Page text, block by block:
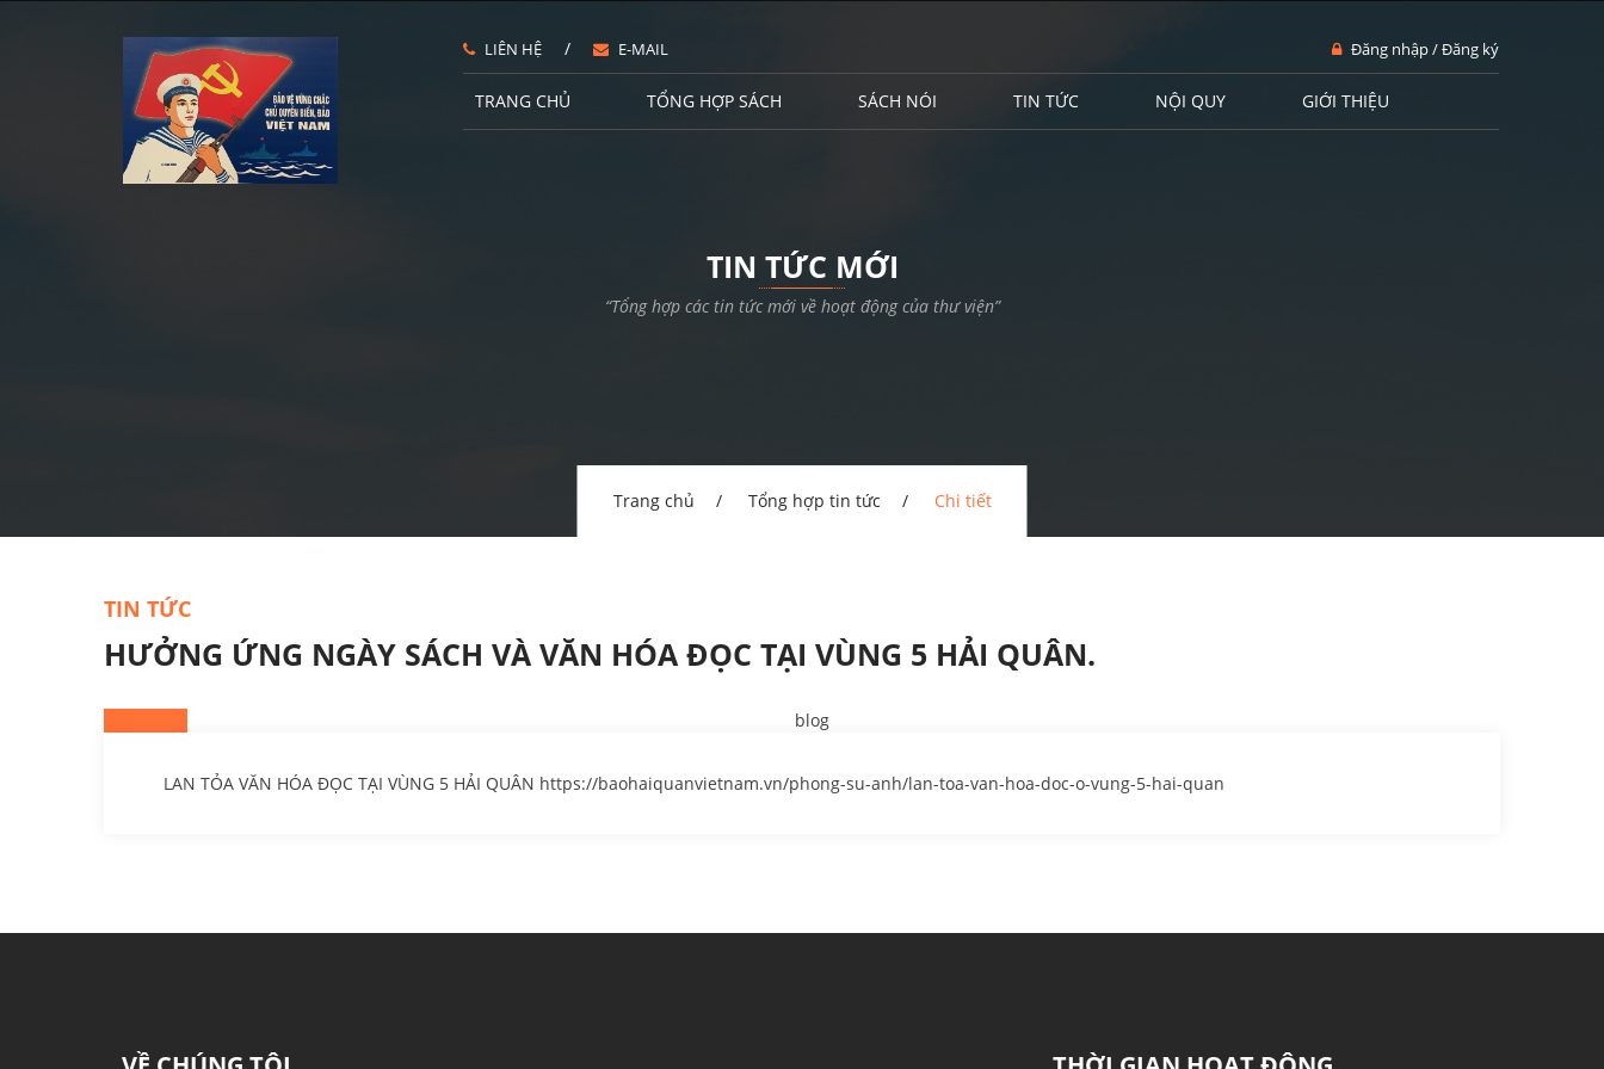
LIÊN HỆ / E-MAIL Đăng nhập / Đăng ký
TRANG CHỦ TỔNG HỢP SÁCH SÁCH NÓI TIN TỨC NỘI QUY GIỚI THIỆU
TIN TỨC MỚI
“Tổng hợp các tin tức mới về hoạt động của thư viện”
Trang chủ Tổng hợp tin tức Chi tiết
TIN TỨC
HƯỞNG ỨNG NGÀY SÁCH VÀ VĂN HÓA ĐỌC TẠI VÙNG 5 HẢI QUÂN.
20
LAN TỎA VĂN HÓA ĐỌC TẠI VÙNG 5 HẢI QUÂN https://baohaiquanvietnam.vn/phong-su-anh/lan-toa-van-hoa-doc-o-vung-5-hai-quan